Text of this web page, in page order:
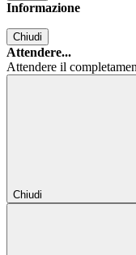
Informazione
Chiudi
Attendere...
Attendere il
Chiudi